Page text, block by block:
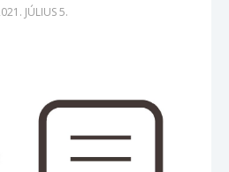
JÚLIUS 5.